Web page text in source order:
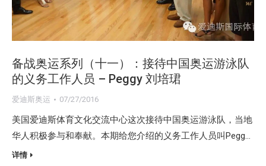
备战奥运系列（十一）：接待中国奥运游泳队
的义务工作人员 – Peggy 刘培珺
爱迪斯奥运 07/27/2016
美国爱迪斯体育文化交流中心这次接待中国奥运游泳队，当地
华人积极参与和奉献。本期给您介绍的义务工作人员叫Pegg…
详情